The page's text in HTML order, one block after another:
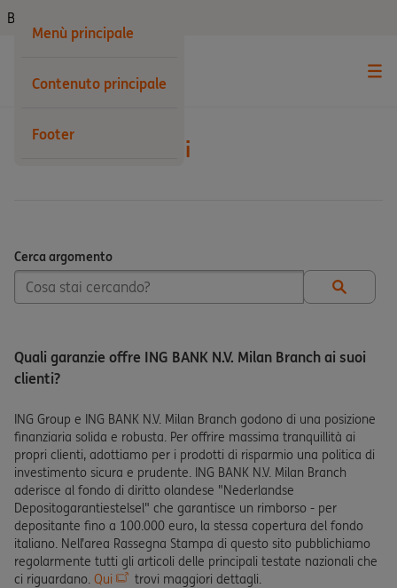
Menù principale
Contenuto principale
Footer
Business
Altre informazioni
Cerca argomento
Cerca argomento
Quali garanzie offre ING BANK N.V. Milan Branch ai suoi
clienti?
ING Group e ING BANK N.V. Milan Branch godono di una posizione
finanziaria solida e robusta. Per offrire massima tranquillità ai
propri clienti, adottiamo per i prodotti di risparmio una politica di
investimento sicura e prudente. ING BANK N.V. Milan Branch
aderisce al fondo di diritto olandese "Nederlandse
Depositogarantiestelsel" che garantisce un rimborso - per
depositante fino a 100.000 euro, la stessa copertura del fondo
italiano. Nell’area Rassegna Stampa di questo sito pubblichiamo
regolarmente tutti gli articoli delle principali testate nazionali che
ci riguardano. Qui trovi maggiori dettagli.